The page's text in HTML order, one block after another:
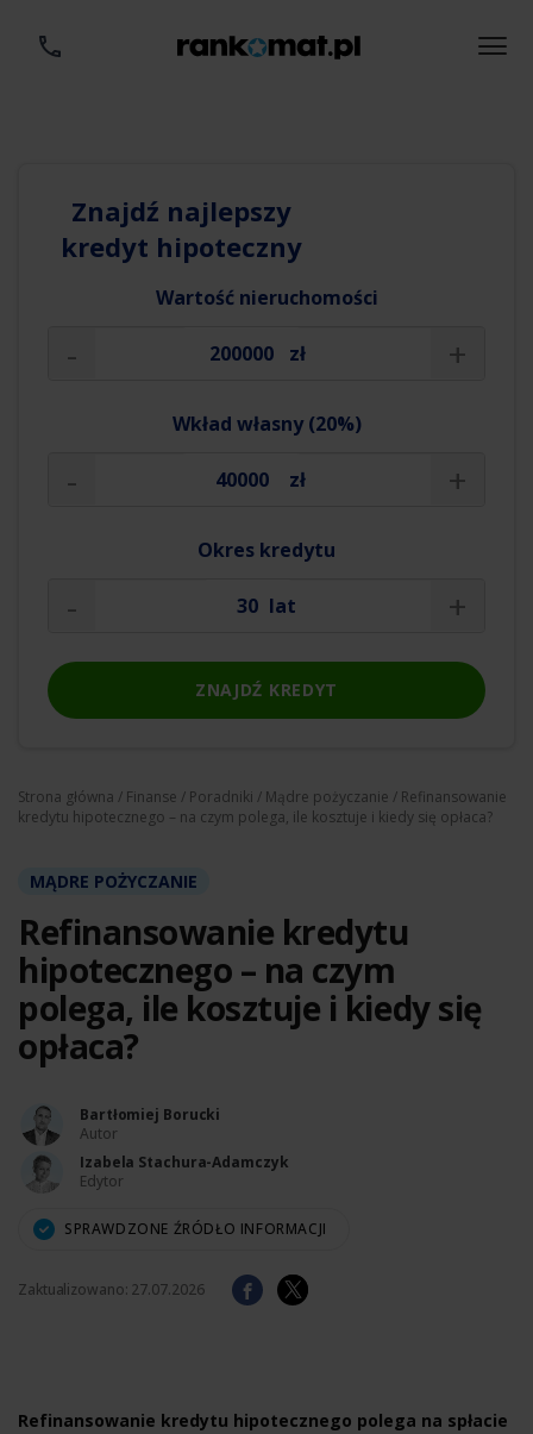
Znajdź najlepszy
kredyt hipoteczny
Wartość nieruchomości
- zł +
Wkład własny (20%)
- zł +
Okres kredytu
- lat +
ZNAJDŹ KREDYT
Strona główna / Finanse / Poradniki / Mądre pożyczanie / Refinansowanie
kredytu hipotecznego – na czym polega, ile kosztuje i kiedy się opłaca?
MĄDRE POŻYCZANIE
Refinansowanie kredytu
hipotecznego – na czym
polega, ile kosztuje i kiedy się
opłaca?
Bartłomiej Borucki
Autor
Izabela Stachura-Adamczyk
Edytor
SPRAWDZONE ŹRÓDŁO INFORMACJI
Zaktualizowano: 27.07.2026
Refinansowanie kredytu hipotecznego polega na spłacie